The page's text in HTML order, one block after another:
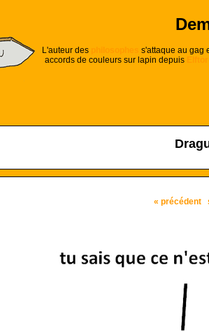
L'auteur des
s'attaque au gag
accords de couleurs sur lapin depuis
« précédent